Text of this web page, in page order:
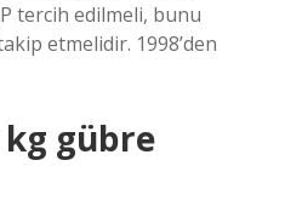
tercih edilmeli, bunu
etmelidir. 1998’den
kg gübre